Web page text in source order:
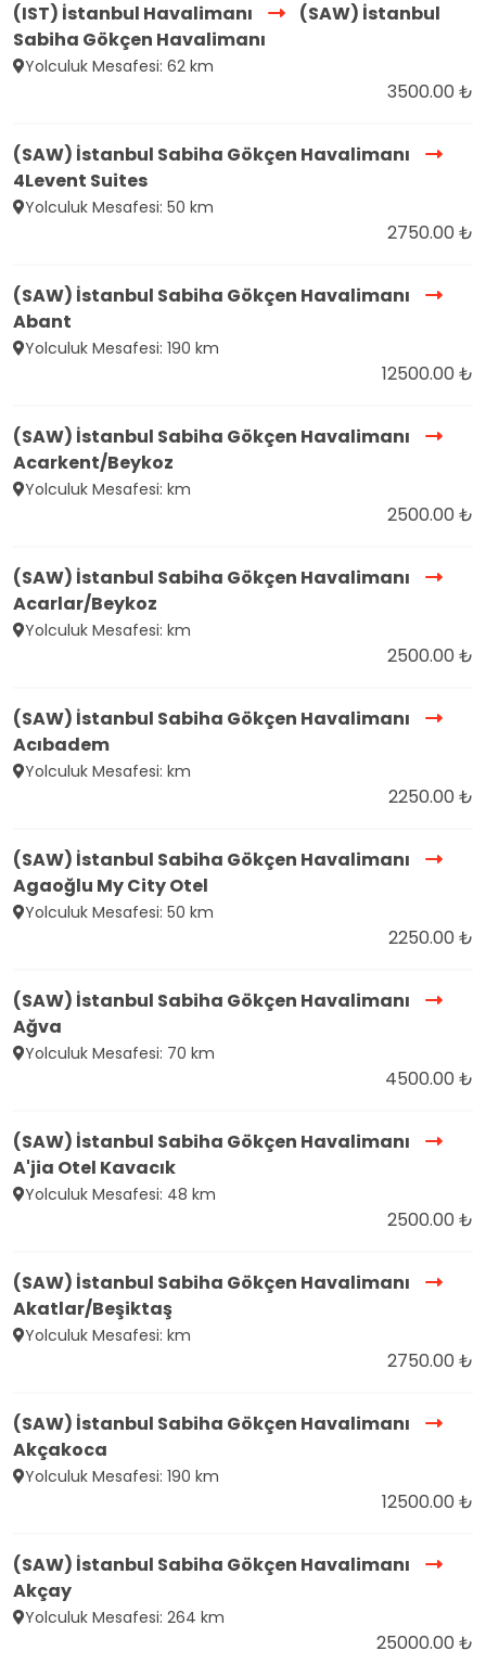
(IST) İstanbul Havalimanı
(SAW) İstanbul
Sabiha Gökçen Havalimanı
Yolculuk Mesafesi: 62 km
3500.00 ₺
(SAW) İstanbul Sabiha Gökçen Havalimanı
4Levent Suites
Yolculuk Mesafesi: 50 km
2750.00 ₺
(SAW) İstanbul Sabiha Gökçen Havalimanı
Abant
Yolculuk Mesafesi: 190 km
12500.00 ₺
(SAW) İstanbul Sabiha Gökçen Havalimanı
Acarkent/Beykoz
Yolculuk Mesafesi: km
2500.00 ₺
(SAW) İstanbul Sabiha Gökçen Havalimanı
Acarlar/Beykoz
Yolculuk Mesafesi: km
2500.00 ₺
(SAW) İstanbul Sabiha Gökçen Havalimanı
Acıbadem
Yolculuk Mesafesi: km
2250.00 ₺
(SAW) İstanbul Sabiha Gökçen Havalimanı
Agaoğlu My City Otel
Yolculuk Mesafesi: 50 km
2250.00 ₺
(SAW) İstanbul Sabiha Gökçen Havalimanı
Ağva
Yolculuk Mesafesi: 70 km
4500.00 ₺
(SAW) İstanbul Sabiha Gökçen Havalimanı
A'jia Otel Kavacık
Yolculuk Mesafesi: 48 km
2500.00 ₺
(SAW) İstanbul Sabiha Gökçen Havalimanı
Akatlar/Beşiktaş
Yolculuk Mesafesi: km
2750.00 ₺
(SAW) İstanbul Sabiha Gökçen Havalimanı
Akçakoca
Yolculuk Mesafesi: 190 km
12500.00 ₺
(SAW) İstanbul Sabiha Gökçen Havalimanı
Akçay
Yolculuk Mesafesi: 264 km
25000.00 ₺